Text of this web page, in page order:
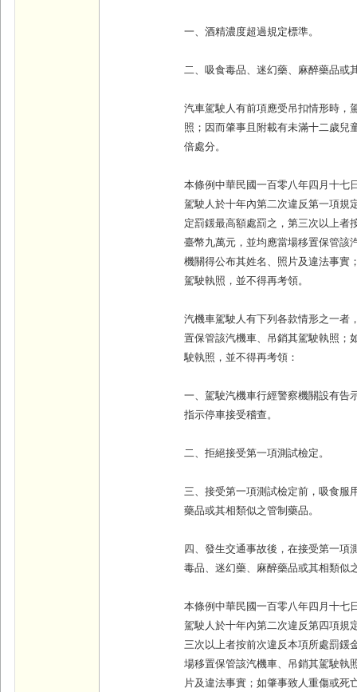
一、酒精濃度超過規定標準。
二、吸食毒品、迷幻藥、麻醉藥品或
汽車駕駛人有前項應受吊扣情形時，
照；因而肇事且附載有未滿十二歲兒
倍處分。
本條例中華民國一百零八年四月十七
駕駛人於十年內第二次違反第一項規
定罰鍰最高額處罰之，第三次以上者
臺幣九萬元，並均應當場移置保管該
機關得公布其姓名、照片及違法事實
駕駛執照，並不得再考領。
汽機車駕駛人有下列各款情形之一者
置保管該汽機車、吊銷其駕駛執照；
駛執照，並不得再考領：
一、駕駛汽機車行經警察機關設有告
指示停車接受稽查。
二、拒絕接受第一項測試檢定。
三、接受第一項測試檢定前，吸食服
藥品或其相類似之管制藥品。
四、發生交通事故後，在接受第一項
毒品、迷幻藥、麻醉藥品或其相類似
本條例中華民國一百零八年四月十七
駕駛人於十年內第二次違反第四項規
三次以上者按前次違反本項所處罰鍰
場移置保管該汽機車、吊銷其駕駛執
片及違法事實；如肇事致人重傷或死